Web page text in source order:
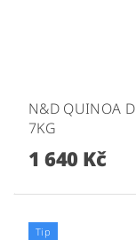
N&D QUINOA
7KG
1 640 Kč
Tip